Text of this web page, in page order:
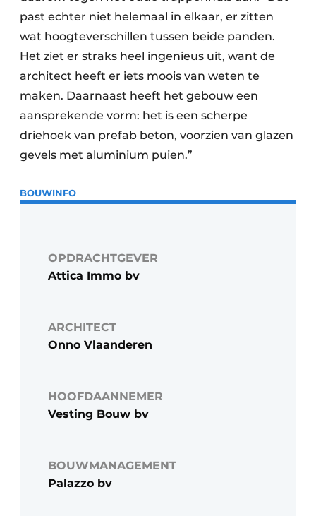
past echter niet helemaal in elkaar, er zitten
wat hoogteverschillen tussen beide panden.
Het ziet er straks heel ingenieus uit, want de
architect heeft er iets moois van weten te
maken. Daarnaast heeft het gebouw een
aansprekende vorm: het is een scherpe
driehoek van prefab beton, voorzien van glazen
gevels met aluminium puien.”
BOUWINFO
OPDRACHTGEVER
Attica Immo bv
ARCHITECT
Onno Vlaanderen
HOOFDAANNEMER
Vesting Bouw bv
BOUWMANAGEMENT
Palazzo bv